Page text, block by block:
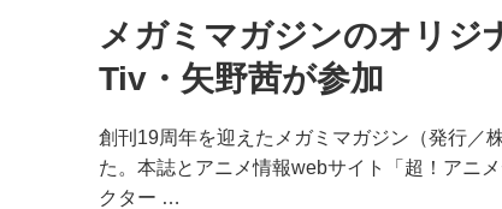
メガミマガジンのオリジ
Tiv・矢野茜が参加
創刊19周年を迎えたメガミマガジン（発行／
た。本誌とアニメ情報webサイト「超！アニ
クター …